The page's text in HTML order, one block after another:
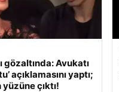
gözaltında: Avukatı
açıklamasını yaptı;
çıktı!